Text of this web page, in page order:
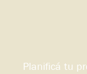
Planificá tu